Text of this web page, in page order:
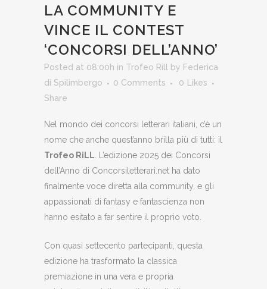
LA COMMUNITY E
VINCE IL CONTEST
‘CONCORSI DELL’ANNO’
Posted at 08:00h in Trofeo Rill by Federica
di Spilimbergo
0 Comments 0
Likes
Share
Nel mondo dei concorsi letterari italiani, c’è un
nome che anche quest’anno brilla più di tutti: il
Trofeo RiLL . L’edizione 2025 dei Concorsi
dell’Anno di Concorsiletterari.net ha dato
finalmente voce diretta alla community, e gli
appassionati di fantasy e fantascienza non
hanno esitato a far sentire il proprio voto.
Con quasi settecento partecipanti, questa
edizione ha trasformato la classica
premiazione in una vera e propria